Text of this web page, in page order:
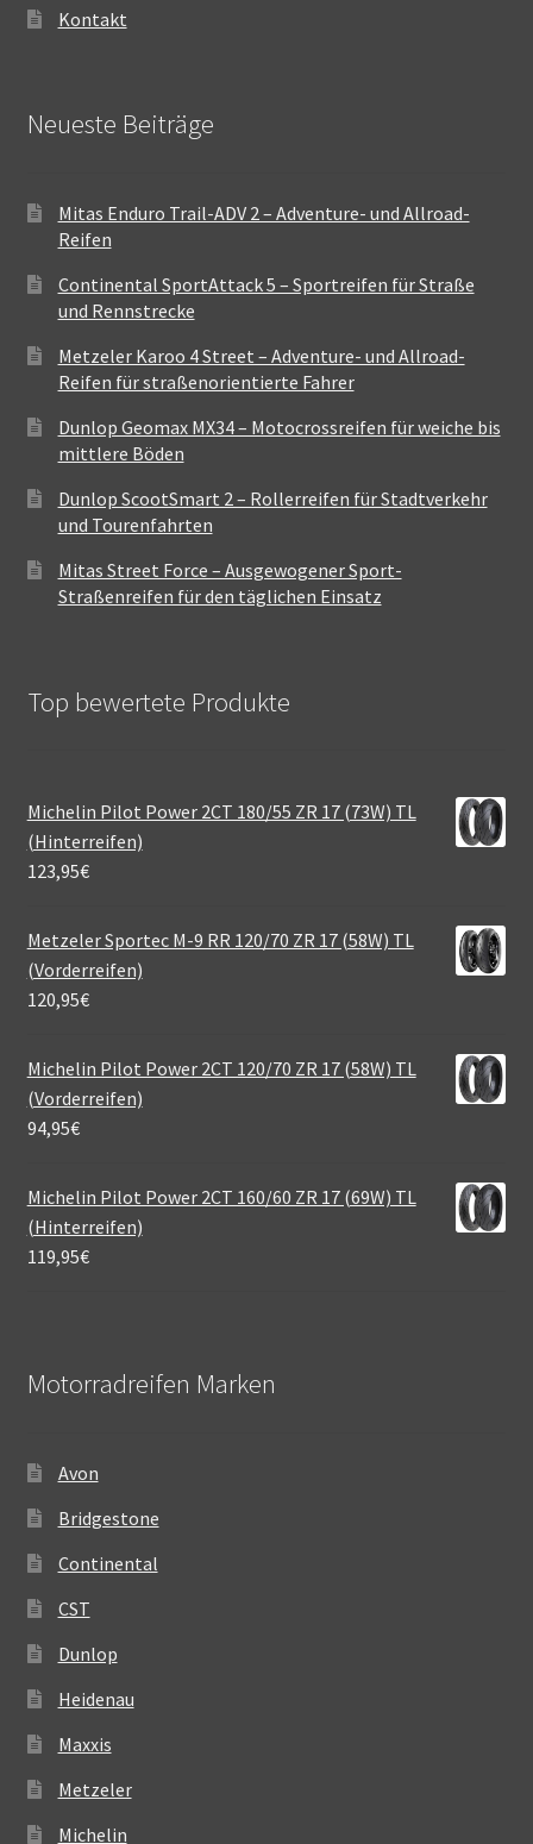
Kontakt
Neueste Beiträge
Mitas Enduro Trail-ADV 2 – Adventure- und Allroad-
Reifen
Continental SportAttack 5 – Sportreifen für Straße
und Rennstrecke
Metzeler Karoo 4 Street – Adventure- und Allroad-
Reifen für straßenorientierte Fahrer
Dunlop Geomax MX34 – Motocrossreifen für weiche bis
mittlere Böden
Dunlop ScootSmart 2 – Rollerreifen für Stadtverkehr
und Tourenfahrten
Mitas Street Force – Ausgewogener Sport-
Straßenreifen für den täglichen Einsatz
Top bewertete Produkte
Michelin Pilot Power 2CT 180/55 ZR 17 (73W) TL
(Hinterreifen)
123,95€
Metzeler Sportec M-9 RR 120/70 ZR 17 (58W) TL
(Vorderreifen)
120,95€
Michelin Pilot Power 2CT 120/70 ZR 17 (58W) TL
(Vorderreifen)
94,95€
Michelin Pilot Power 2CT 160/60 ZR 17 (69W) TL
(Hinterreifen)
119,95€
Motorradreifen Marken
Avon
Bridgestone
Continental
CST
Dunlop
Heidenau
Maxxis
Metzeler
Michelin